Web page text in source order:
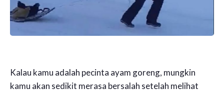
Kalau kamu adalah pecinta ayam goreng, mungkin
kamu akan sedikit merasa bersalah setelah melihat